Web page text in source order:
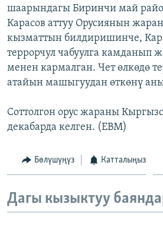
ЭЖЕ-СИҢДИЛЕР
ЫҢГАЙСЫЗ СУРООЛОР
ОНЛАЙН ШЕРИНЕ
шаарындагы Биринчи май
Карасов аттуу Орусиянын
кызматтын билдиришинче,
террорчул чабуулга камданып
менен кармалган. Чет өлкөдө
атайын машыгуудан өткөнү
Соттолгон орус жараны
декабарда келген. (EBM)
Бөлүшүңүз Катталыңыз
Дагы кызыктуу